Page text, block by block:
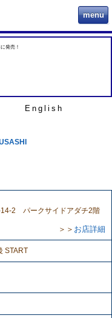
menu
発売！
English
14-2 パークサイドアダチ2階
＞＞ お店詳細
START